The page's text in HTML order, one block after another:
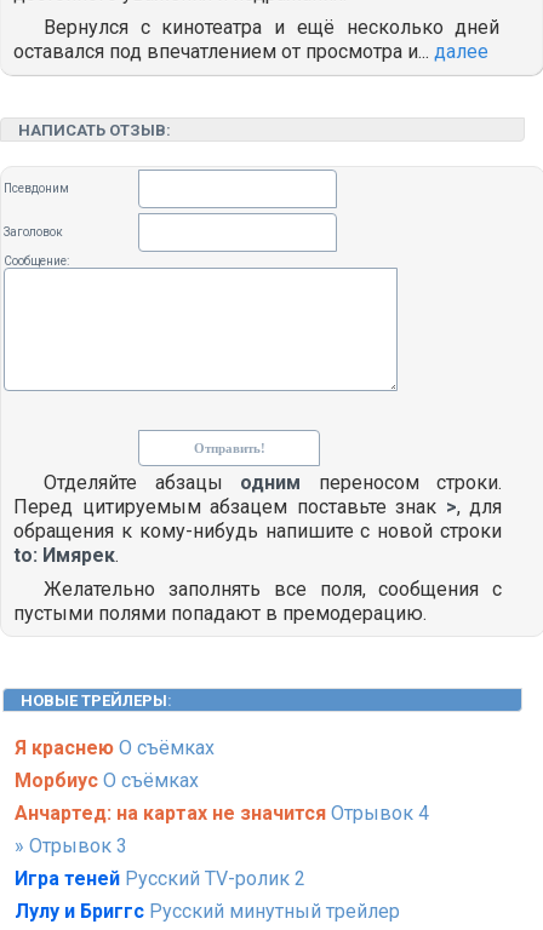
Вернулся с кинотеатра и ещё несколько дней
оставался под впечатлением от просмотра и... далее
НАПИСАТЬ ОТЗЫВ:
Псевдоним
Заголовок
Сообщение:
Отделяйте абзацы одним переносом строки.
Перед цитируемым абзацем поставьте знак >, для
обращения к кому-нибудь напишите с новой строки
to: Имярек.
Желательно заполнять все поля, сообщения с
пустыми полями попадают в премодерацию.
НОВЫЕ ТРЕЙЛЕРЫ:
Я краснею О съёмках
Морбиус О съёмках
Анчартед: на картах не значится Отрывок 4
» Отрывок 3
Игра теней Русский TV-ролик 2
Лулу и Бриггс Русский минутный трейлер